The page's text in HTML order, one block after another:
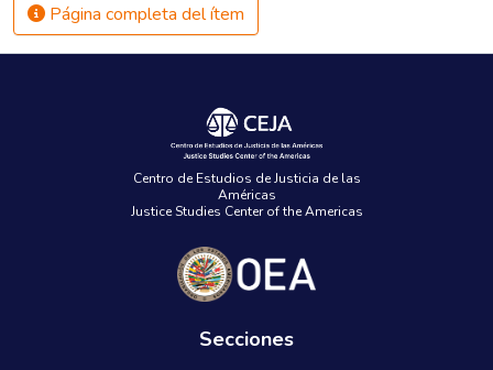
Página completa del ítem
Centro de Estudios de Justicia de las
Américas
Justice Studies Center of the Americas
Secciones